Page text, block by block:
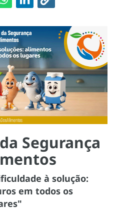
Segurança
à solução:
em todos os